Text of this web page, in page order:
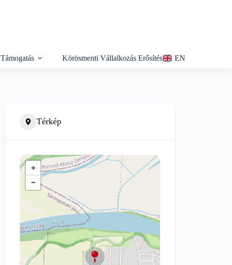
Támogatás Körösmenti Vállalkozás Erősítés EN
Térkép
+
−